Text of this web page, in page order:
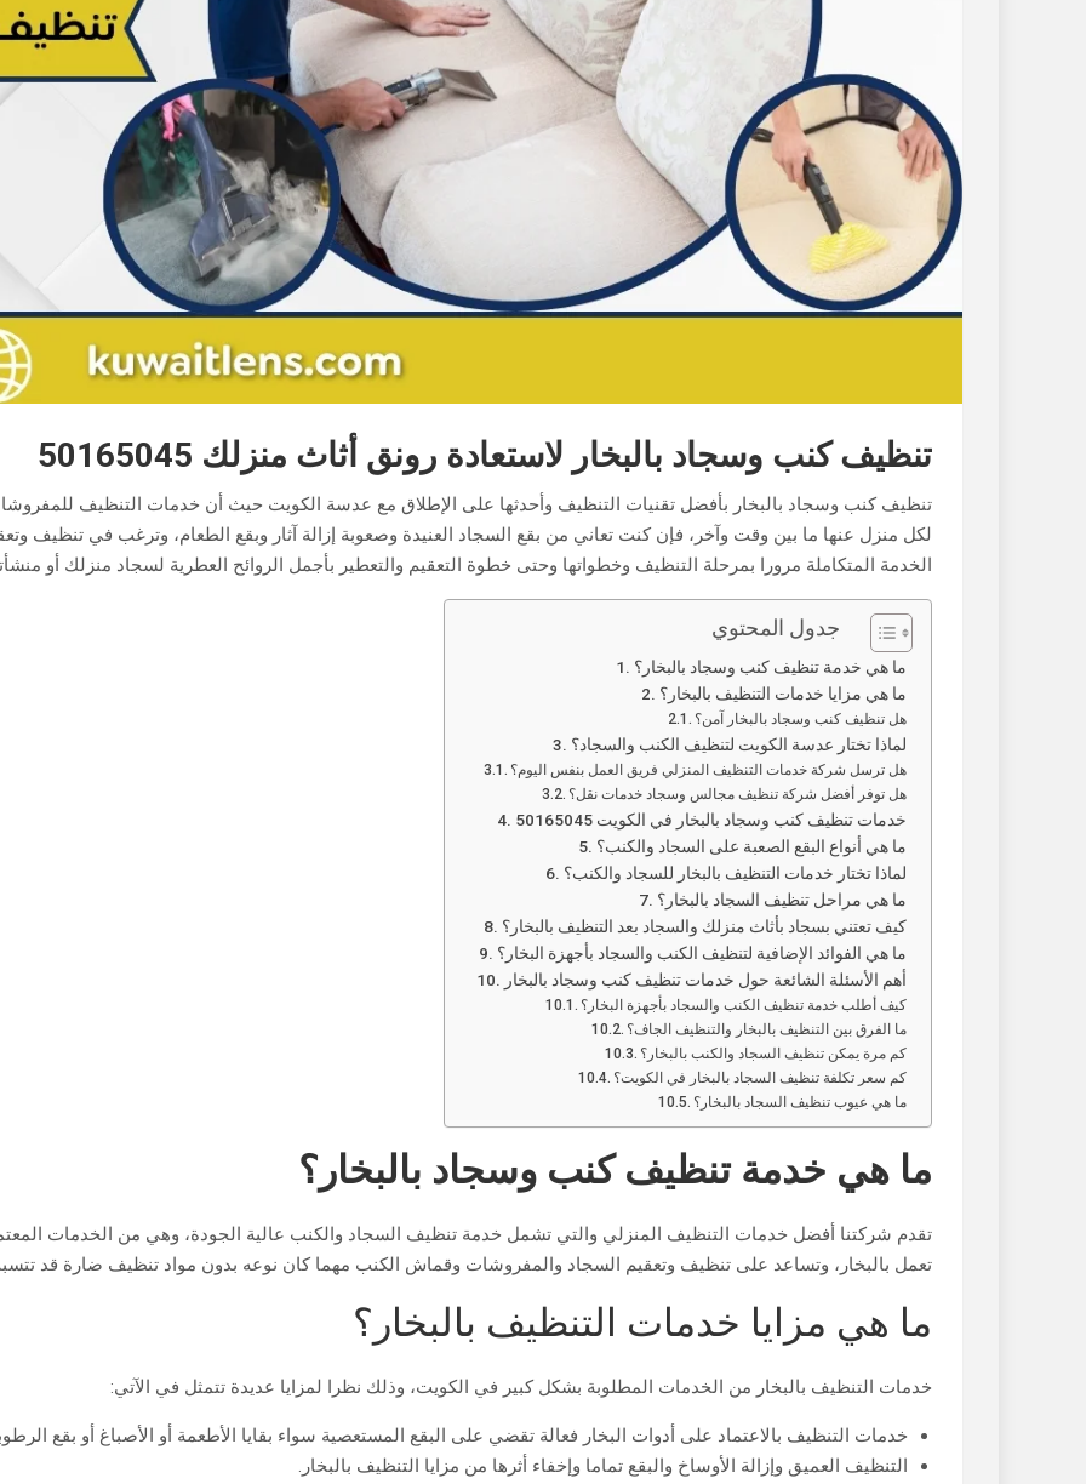
تنظيف كنب وسجاد بالبخار لاستعادة رونق أثاث منزلك 50165045
تنظيف كنب وسجاد بالبخار بأفضل تقنيات التنظيف وأحدثها على الإطلاق مع عدسة الكويت حيث أن خدمات التنظيف
لكل منزل عنها ما بين وقت وآخر، فإن كنت تعاني من بقع السجاد العنيدة وصعوبة إزالة آثار وبقع الطعام، وترغب في تنظيف
الخدمة المتكاملة مرورا بمرحلة التنظيف وخطواتها وحتى خطوة التعقيم والتعطير بأجمل الروائح العطرية لسجاد منزلك أو
جدول المحتوي
ما هي خدمة تنظيف كنب وسجاد بالبخار؟
ما هي مزايا خدمات التنظيف بالبخار؟
هل تنظيف كنب وسجاد بالبخار آمن؟
لماذا تختار عدسة الكويت لتنظيف الكنب والسجاد؟
هل ترسل شركة خدمات التنظيف المنزلي فريق العمل بنفس اليوم؟
هل توفر أفضل شركة تنظيف مجالس وسجاد خدمات نقل؟
خدمات تنظيف كنب وسجاد بالبخار في الكويت 50165045
ما هي أنواع البقع الصعبة على السجاد والكنب؟
لماذا تختار خدمات التنظيف بالبخار للسجاد والكنب؟
ما هي مراحل تنظيف السجاد بالبخار؟
كيف تعتني بسجاد بأثاث منزلك والسجاد بعد التنظيف بالبخار؟
ما هي الفوائد الإضافية لتنظيف الكنب والسجاد بأجهزة البخار؟
أهم الأسئلة الشائعة حول خدمات تنظيف كنب وسجاد بالبخار
كيف أطلب خدمة تنظيف الكنب والسجاد بأجهزة البخار؟
ما الفرق بين التنظيف بالبخار والتنظيف الجاف؟
كم مرة يمكن تنظيف السجاد والكنب بالبخار؟
كم سعر تكلفة تنظيف السجاد بالبخار في الكويت؟
ما هي عيوب تنظيف السجاد بالبخار؟
ما هي خدمة تنظيف كنب وسجاد بالبخار؟
تقدم شركتنا أفضل خدمات التنظيف المنزلي والتي تشمل خدمة تنظيف السجاد والكنب عالية الجودة، وهي من الخدمات
تعمل بالبخار، وتساعد على تنظيف وتعقيم السجاد والمفروشات وقماش الكنب مهما كان نوعه بدون مواد تنظيف ضارة قد
ما هي مزايا خدمات التنظيف بالبخار؟
خدمات التنظيف بالبخار من الخدمات المطلوبة بشكل كبير في الكويت، وذلك نظرا لمزايا عديدة تتمثل في الآتي:
خدمات التنظيف بالاعتماد على أدوات البخار فعالة تقضي على البقع المستعصية سواء بقايا الأطعمة أو الأصباغ أو بقع
التنظيف العميق وإزالة الأوساخ والبقع تماما وإخفاء أثرها من مزايا التنظيف بالبخار.